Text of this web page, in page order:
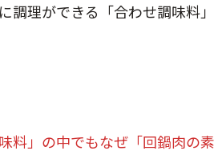
調理ができる「合わせ調味料
料」の中でもなぜ「回鍋肉の